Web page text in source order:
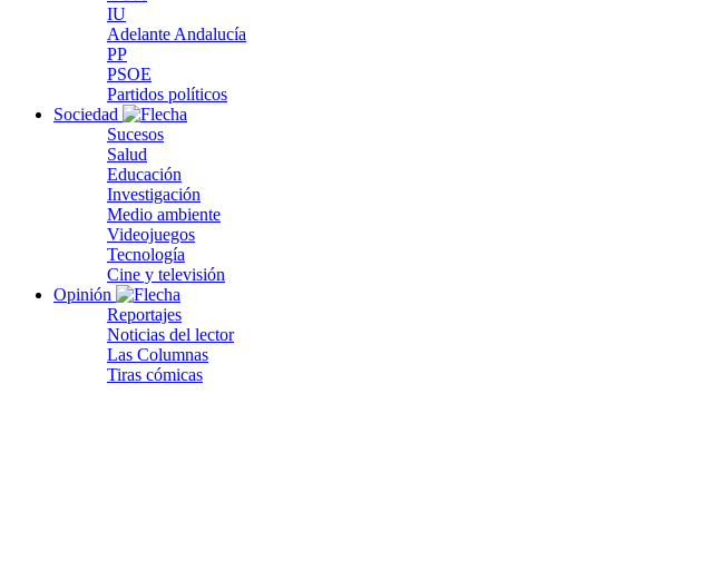
IU
Adelante Andalucía
PP
PSOE
Partidos políticos
Sociedad
Sucesos
Salud
Educación
Investigación
Medio ambiente
Videojuegos
Tecnología
Cine y televisión
Opinión
Reportajes
Noticias del lector
Las Columnas
Tiras cómicas